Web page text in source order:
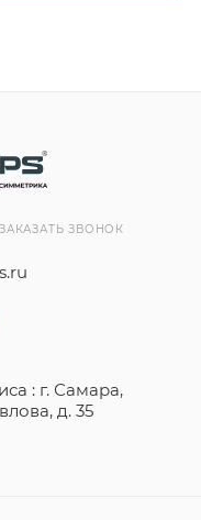
ЗАКАЗАТЬ ЗВОНОК
: г. Самара,
д. 35